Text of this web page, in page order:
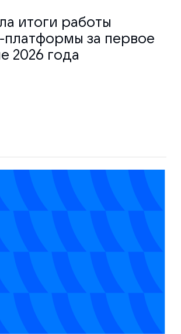
итоги работы
платформы за первое
2026 года